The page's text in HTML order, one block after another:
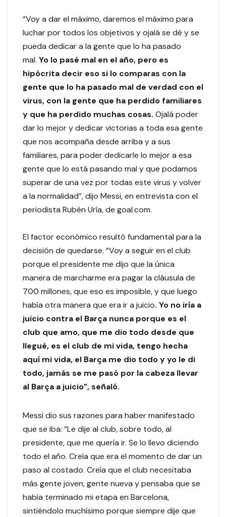
“Voy a dar el máximo, daremos el máximo para
luchar por todos los objetivos y ojalá se dé y se
pueda dedicar a la gente que lo ha pasado
mal. Yo lo pasé mal en el año, pero es
hipócrita decir eso si lo comparas con la
gente que lo ha pasado mal de verdad con el
virus, con la gente que ha perdido familiares
y que ha perdido muchas cosas. Ojalá poder
dar lo mejor y dedicar victorias a toda esa gente
que nos acompaña desde arriba y a sus
familiares, para poder dedicarle lo mejor a esa
gente que lo está pasando mal y que podamos
superar de una vez por todas este virus y volver
a la normalidad”, dijo Messi, en entrevista con el
periodista Rubén Uría, de goal.com.
El factor económico resultó fundamental para la
decisión de quedarse. “Voy a seguir en el club
porque el presidente me dijo que la única
manera de marcharme era pagar la cláusula de
700 millones, que eso es imposible, y que luego
había otra manera que era ir a juicio. Yo no iría a
juicio contra el Barça nunca porque es el
club que amo, que me dio todo desde que
llegué, es el club de mi vida, tengo hecha
aquí mi vida, el Barça me dio todo y yo le di
todo, jamás se me pasó por la cabeza llevar
al Barça a juicio”, señaló.
Messi dio sus razones para haber manifestado
que se iba: “Le dije al club, sobre todo, al
presidente, que me quería ir. Se lo llevo diciendo
todo el año. Creía que era el momento de dar un
paso al costado. Creía que el club necesitaba
más gente joven, gente nueva y pensaba que se
había terminado mi etapa en Barcelona,
sintiéndolo muchísimo porque siempre dije que